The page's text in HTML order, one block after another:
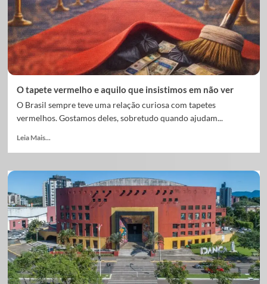
O tapete vermelho e aquilo que insistimos em não ver
O Brasil sempre teve uma relação curiosa com tapetes
vermelhos. Gostamos deles, sobretudo quando ajudam...
Leia Mais...